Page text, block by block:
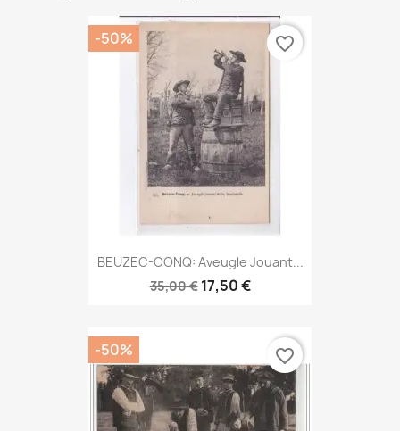
BEUZEC-CONQ: Aveugle Jouant...
35,00 € 17,50 €
-50% favorite_border
-50% favorite_border